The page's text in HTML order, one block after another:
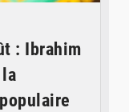
: Ibrahim